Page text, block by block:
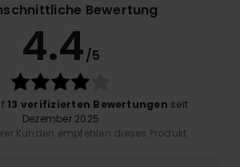
Bewertung
4.4/5
13 verifizierten Bewertungen seit
Dezember 2025
Kunden empfehlen dieses Produkt